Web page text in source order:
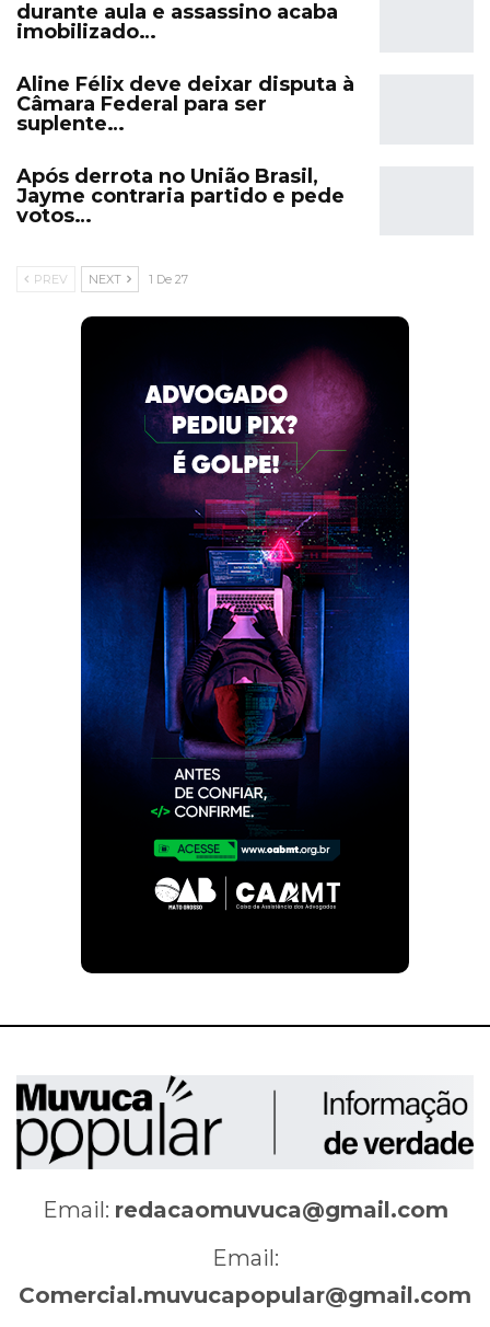
durante aula e assassino acaba
imobilizado…
Aline Félix deve deixar disputa à
Câmara Federal para ser
suplente…
Após derrota no União Brasil,
Jayme contraria partido e pede
votos…
PREV NEXT 1 De 27
Email: redacaomuvuca@gmail.com
Email:
Comercial.muvucapopular@gmail.com